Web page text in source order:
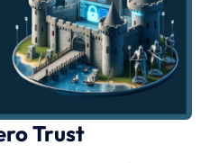
Trust